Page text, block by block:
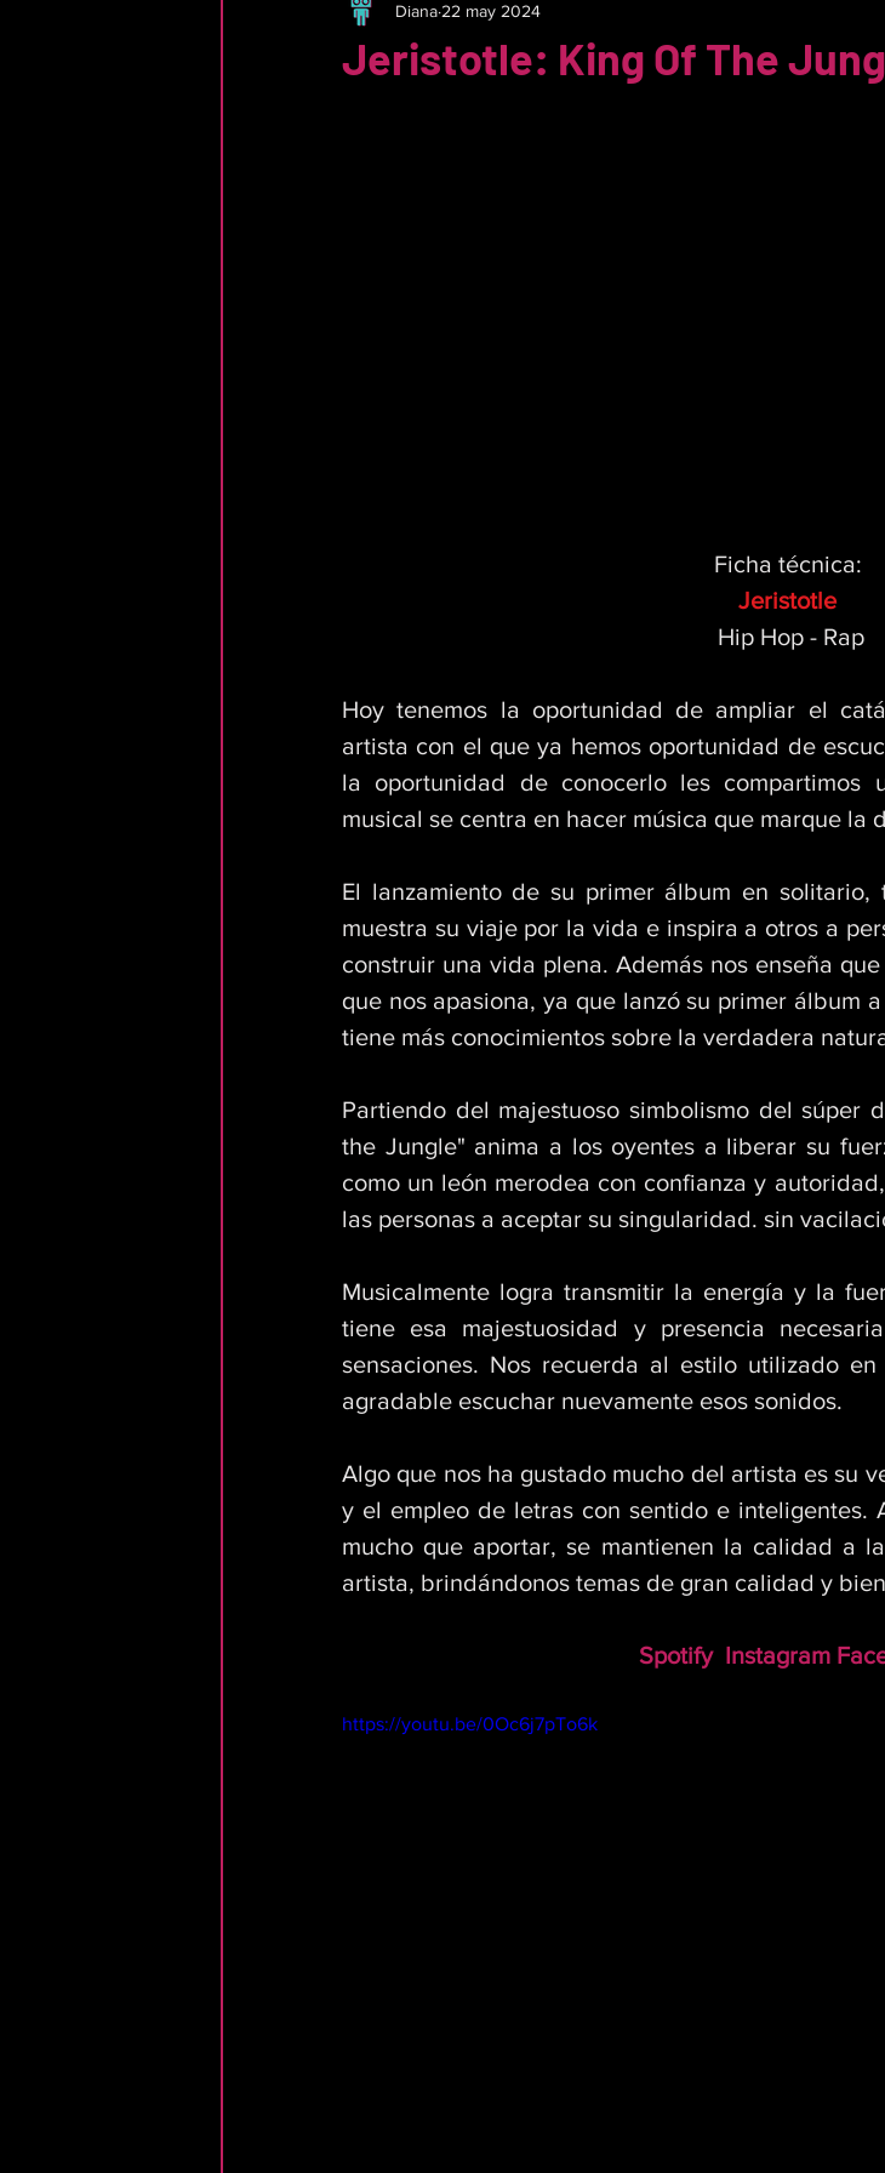
Jeristotle: King Of The
Diana 22 may 2024
Ficha técnica:
Jeristotle
Hip Hop - Rap
Hoy tenemos la oportunidad de ampliar el
artista con el que ya hemos oportunidad de
la oportunidad de conocerlo les compartimos
musical se centra en hacer música que marque la
El lanzamiento de su primer álbum en
muestra su viaje por la vida e inspira a otros a
construir una vida plena. Además nos enseña
que nos apasiona, ya que lanzó su primer álbum
tiene más conocimientos sobre la verdadera
Partiendo del majestuoso simbolismo del súper
the Jungle" anima a los oyentes a liberar su
como un león merodea con confianza y
las personas a aceptar su singularidad. sin
Musicalmente logra transmitir la energía y la
tiene esa majestuosidad y presencia
sensaciones. Nos recuerda al estilo utilizado
agradable escuchar nuevamente esos sonidos.
Algo que nos ha gustado mucho del artista es su
y el empleo de letras con sentido e inteligentes.
mucho que aportar, se mantienen la calidad a
artista, brindándonos temas de gran calidad y
Spotify Instagram
https://youtu.be/0Oc6j7pTo6k